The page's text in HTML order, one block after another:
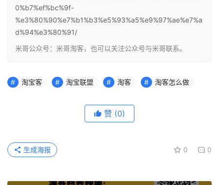
0%b7%ef%bc%9f-
%e3%80%90%e7%b1%b3%e5%93%a5%e9%97%ae%e7%a
d%94%e3%80%91/
米哥公众号：米哥淘客，也可以关注公众号与米哥联系。
淘宝客 淘宝联盟 淘客 淘客怎么做
赞 (0)
0 0
生成海报